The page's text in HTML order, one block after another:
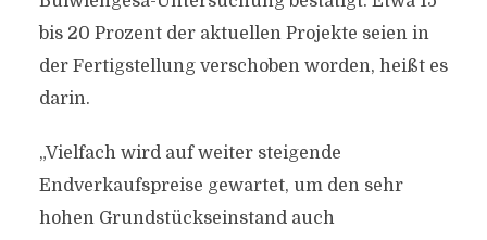
bis 20 Prozent der aktuellen Projekte seien in
der Fertigstellung verschoben worden, heißt es
darin.
„Vielfach wird auf weiter steigende
Endverkaufspreise gewartet, um den sehr
hohen Grundstückseinstand auch